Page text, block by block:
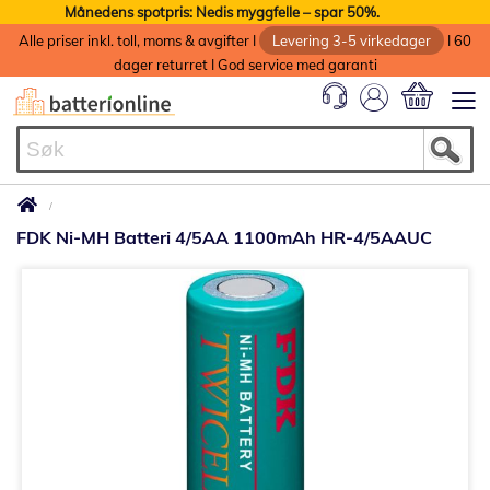
Månedens spotpris: Nedis myggfelle – spar 50%.
Alle priser inkl. toll, moms & avgifter I
Levering 3-5 virkedager
I 60
dager returret I God service med garanti
FDK Ni-MH Batteri 4/5AA 1100mAh HR-4/5AAUC